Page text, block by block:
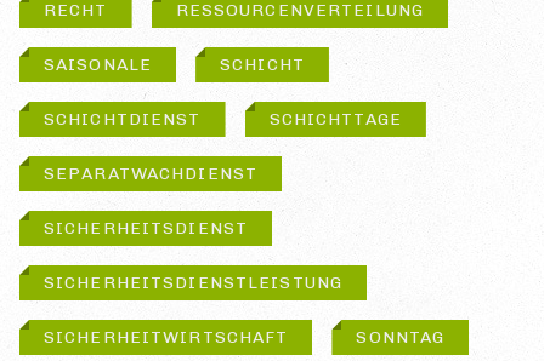
RECHT RESSOURCENVERTEILUNG
SAISONALE SCHICHT
SCHICHTDIENST SCHICHTTAGE
SEPARATWACHDIENST
SICHERHEITSDIENST
SICHERHEITSDIENSTLEISTUNG
SICHERHEITWIRTSCHAFT SONNTAG